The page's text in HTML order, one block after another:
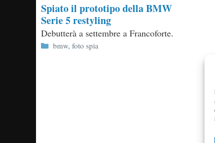
Spiato il prototipo della BMW
Serie 5 restyling
Debutterà a settembre a Francoforte.
Categorie
bmw,foto spia